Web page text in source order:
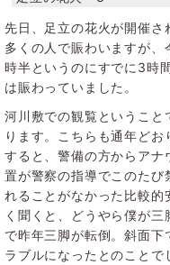
先日、足立の花火が開催さ
多くの人で賑わいますが
時半というのにすでに3時
は賑わっていました。
河川敷での観覧ということ
ります。こちらも通年どお
すると、警備の方からアナ
置が警察の指導でこのたび
れることがなかった比較的
く聞くと、どうやら僕が
で昨年三脚が転倒。斜面下
ラブルになったとのこと